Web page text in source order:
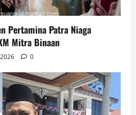
Pertamina Patra Niaga
Mitra Binaan
0